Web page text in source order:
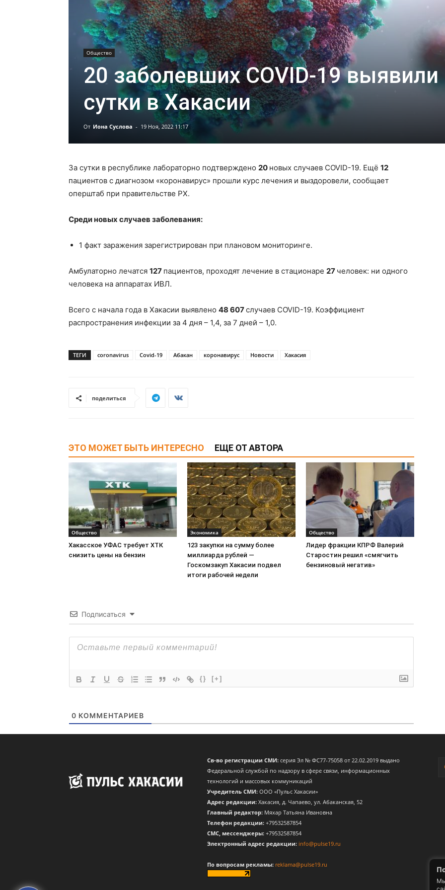
Общество
20 заболевших COVID-19 выявили
сутки в Хакасии
От Иона Суслова - 19 Ноя, 2022 11:17
За сутки в республике лабораторно подтверждено 20 новых случаев COVID-19. Ещё 12
пациентов с диагнозом «коронавирус» прошли курс лечения и выздоровели, сообщает
оперштаб при правительстве РХ.
Среди новых случаев заболевания:
1 факт заражения зарегистрирован при плановом мониторинге.
Амбулаторно лечатся 127 пациентов, проходят лечение в стационаре 27 человек: ни одного
человека на аппаратах ИВЛ.
Всего с начала года в Хакасии выявлено 48 607случаев COVID-19. Коэффициент
распространения инфекции за 4 дня – 1,4, за 7 дней – 1,0.
ТЕГИ coronavirus Covid-19 Абакан коронавирус Новости Хакасия
поделиться
ЭТО МОЖЕТ БЫТЬ ИНТЕРЕСНО ЕЩЕ ОТ АВТОРА
Общество
Хакасское УФАС требует ХТК
снизить цены на бензин
Экономика
123 закупки на сумму более
миллиарда рублей —
Госкомзакуп Хакасии подвел
итоги рабочей недели
Общество
Лидер фракции КПРФ Валерий
Старостин решил «смягчить
бензиновый негатив»
Подписаться
{} [+]
0 КОММЕНТАРИЕВ
Св-во регистрации СМИ: серия Эл № ФС77-75058 от 22.02.2019 выдано
Федеральной службой по надзору в сфере связи, информационных
технологий и массовых коммуникаций
Учредитель СМИ: ООО «Пульс Хакасии»
Адрес редакции: Хакасия, д. Чапаево, ул. Абаканская, 52
Главный редактор: Мяхар Татьяна Ивановна
Телефон редакции: +79532587854
CМС, мессенджеры: +79532587854
Электронный адрес редакции: info@pulse19.ru
По вопросам рекламы: reklama@pulse19.ru